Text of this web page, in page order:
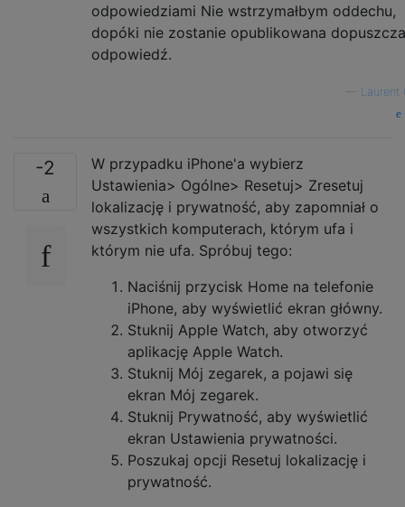
odpowiedziami Nie wstrzymałbym oddechu,
dopóki nie zostanie opublikowana
odpowiedź.
Laurent
-2
W przypadku iPhone'a wybierz
Ustawienia> Ogólne> Resetuj> Zresetuj
lokalizację i prywatność, aby zapomniał o
wszystkich komputerach, którym ufa i
którym nie ufa. Spróbuj tego:
Naciśnij przycisk Home na telefonie
iPhone, aby wyświetlić ekran główny.
Stuknij Apple Watch, aby otworzyć
aplikację Apple Watch.
Stuknij Mój zegarek, a pojawi się
ekran Mój zegarek.
Stuknij Prywatność, aby wyświetlić
ekran Ustawienia prywatności.
Poszukaj opcji Resetuj lokalizację i
prywatność.